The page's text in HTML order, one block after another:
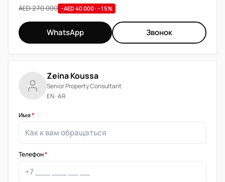
AED 270 000 −AED 40 000 · −15%
WhatsApp Звонок
Zeina Koussa
Senior Property Consultant
EN · AR
Имя*
Телефон*